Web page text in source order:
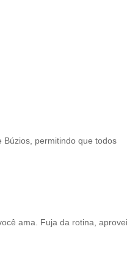
Búzios, permitindo que todos
ama. Fuja da rotina,